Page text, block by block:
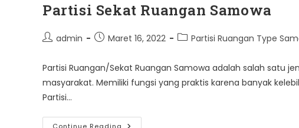
Partisi Sekat Ruangan Samowa
Postadmin
PostMaret 16, 2022
PostPartisi Ruangan Type
Partisi Ruangan/Sekat Ruangan Samowa adalah salah satu
masyarakat. Memiliki fungsi yang praktis karena banyak
Partisi…